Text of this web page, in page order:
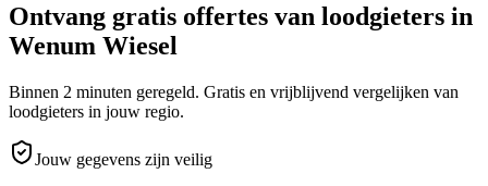
Ontvang gratis offertes van loodgieters in
Wenum Wiesel
Binnen 2 minuten geregeld. Gratis en vrijblijvend vergelijken van
loodgieters in jouw regio.
Jouw gegevens zijn veilig